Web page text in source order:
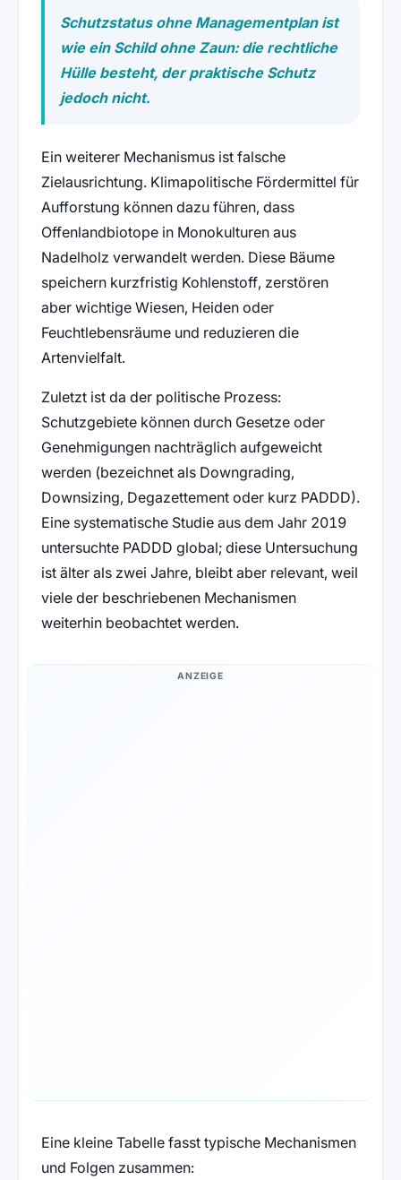
Schutzstatus ohne Managementplan ist
wie ein Schild ohne Zaun: die rechtliche
Hülle besteht, der praktische Schutz
jedoch nicht.
Ein weiterer Mechanismus ist falsche
Zielausrichtung. Klimapolitische Fördermittel für
Aufforstung können dazu führen, dass
Offenlandbiotope in Monokulturen aus
Nadelholz verwandelt werden. Diese Bäume
speichern kurzfristig Kohlenstoff, zerstören
aber wichtige Wiesen, Heiden oder
Feuchtlebensräume und reduzieren die
Artenvielfalt.
Zuletzt ist da der politische Prozess:
Schutzgebiete können durch Gesetze oder
Genehmigungen nachträglich aufgeweicht
werden (bezeichnet als Downgrading,
Downsizing, Degazettement oder kurz PADDD).
Eine systematische Studie aus dem Jahr 2019
untersuchte PADDD global; diese Untersuchung
ist älter als zwei Jahre, bleibt aber relevant, weil
viele der beschriebenen Mechanismen
weiterhin beobachtet werden.
ANZEIGE
Eine kleine Tabelle fasst typische Mechanismen
und Folgen zusammen: